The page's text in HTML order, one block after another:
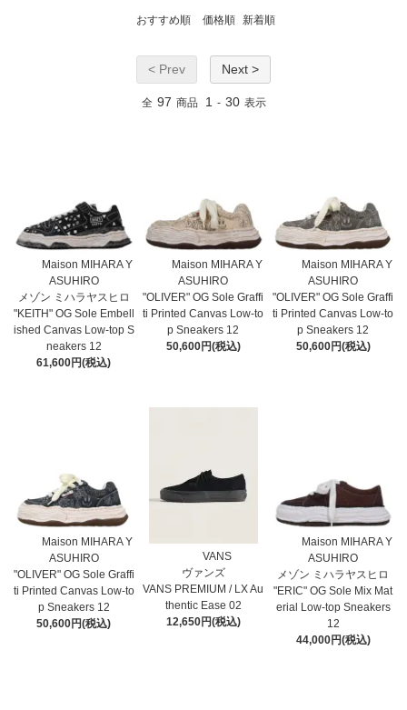
おすすめ順 価格順 新着順
< Prev Next >
全 97 商品 1 - 30 表示
Maison MIHARA Y
ASUHIRO
メゾン ミハラヤスヒロ
"KEITH" OG Sole Embell
ished Canvas Low-top S
neakers 12
61,600円(税込)
Maison MIHARA Y
ASUHIRO
"OLIVER" OG Sole Graffi
ti Printed Canvas Low-to
p Sneakers 12
50,600円(税込)
Maison MIHARA Y
ASUHIRO
"OLIVER" OG Sole Graffi
ti Printed Canvas Low-to
p Sneakers 12
50,600円(税込)
Maison MIHARA Y
ASUHIRO
"OLIVER" OG Sole Graffi
ti Printed Canvas Low-to
p Sneakers 12
50,600円(税込)
VANS
ヴァンズ
VANS PREMIUM / LX Au
thentic Ease 02
12,650円(税込)
Maison MIHARA Y
ASUHIRO
メゾン ミハラヤスヒロ
"ERIC" OG Sole Mix Mat
erial Low-top Sneakers
12
44,000円(税込)